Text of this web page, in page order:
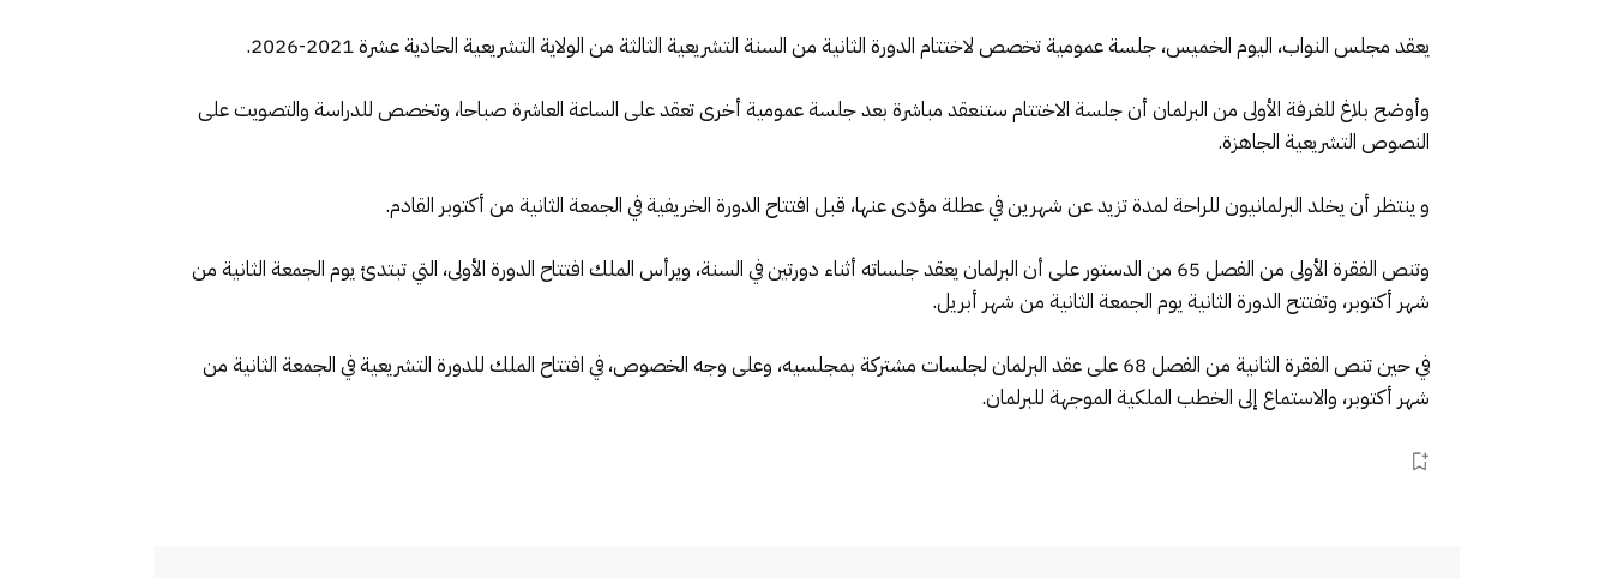
يعقد مجلس النواب، اليوم الخميس، جلسة عمومية تخصص لاختتام الدورة الثانية من السنة التشريعية الثالثة من الولاية التشريعية الحادية عشرة 2021-2026.
وأوضح بلاغ للغرفة الأولى من البرلمان أن جلسة الاختتام ستنعقد مباشرة بعد جلسة عمومية أخرى تعقد على الساعة العاشرة صباحا، وتخصص للدراسة والتصويت على
النصوص التشريعية الجاهزة.
و ينتظر أن يخلد البرلمانيون للراحة لمدة تزيد عن شهرين في عطلة مؤدى عنها، قبل افتتاح الدورة الخريفية في الجمعة الثانية من أكتوبر القادم.
وتنص الفقرة الأولى من الفصل 65 من الدستور على أن البرلمان يعقد جلساته أثناء دورتين في السنة، ويرأس الملك افتتاح الدورة الأولى، التي تبتدئ يوم الجمعة الثانية من
شهر أكتوبر، وتفتتح الدورة الثانية يوم الجمعة الثانية من شهر أبريل.
في حين تنص الفقرة الثانية من الفصل 68 على عقد البرلمان لجلسات مشتركة بمجلسيه، وعلى وجه الخصوص، في افتتاح الملك للدورة التشريعية في الجمعة الثانية من
شهر أكتوبر، والاستماع إلى الخطب الملكية الموجهة للبرلمان.